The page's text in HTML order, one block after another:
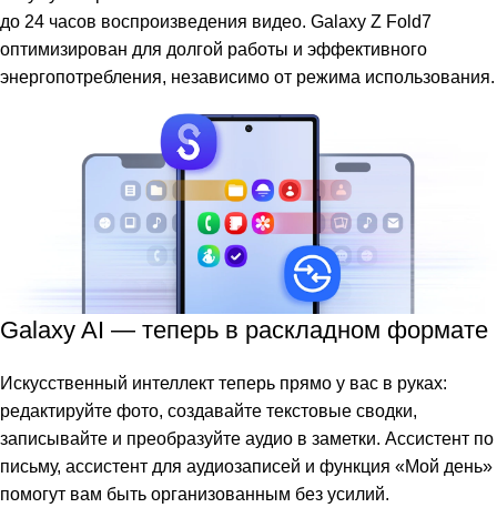
до 24 часов воспроизведения видео. Galaxy Z Fold7
оптимизирован для долгой работы и эффективного
энергопотребления, независимо от режима использования.
Galaxy AI — теперь в раскладном формате
Искусственный интеллект теперь прямо у вас в руках:
редактируйте фото, создавайте текстовые сводки,
записывайте и преобразуйте аудио в заметки. Ассистент по
письму, ассистент для аудиозаписей и функция «Мой день»
помогут вам быть организованным без усилий.